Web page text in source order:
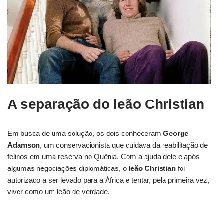
A separação do leão Christian
Em busca de uma solução, os dois conheceram George
Adamson, um conservacionista que cuidava da reabilitação de
felinos em uma reserva no Quênia. Com a ajuda dele e após
algumas negociações diplomáticas, o leão Christian foi
autorizado a ser levado para a África e tentar, pela primeira vez,
viver como um leão de verdade.